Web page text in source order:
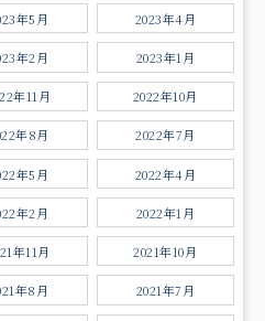
年5月 2023年4月
年2月 2023年1月
年11月 2022年10月
年8月 2022年7月
年5月 2022年4月
年2月 2022年1月
年11月 2021年10月
年8月 2021年7月